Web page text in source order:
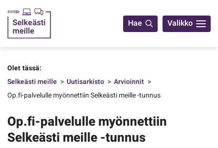
Hae Valikko
Yhteystiedot
Olet tässä:
Selkeästi meille
Uutisarkisto
Arvioinnit
Op.fi-palvelulle myönnettiin Selkeästi meille -tunnus
Op.fi-palvelulle myönnettiin
Selkeästi meille -tunnus